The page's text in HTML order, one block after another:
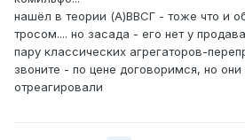
нашёл в теории (А)ВВСГ - тоже что и
тросом.... но засада - его нет у
пару классических агрегаторов-
звоните - по цене договоримся, но они
отреагировали